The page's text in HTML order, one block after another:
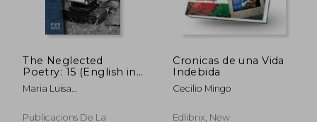
The Neglected
Poetry: 15 (English in
the World Series)
Maria Luisa
Publicacions De La
Cronicas de una Vida
Indebida
Cecilio Mingo
Edlibrix, New